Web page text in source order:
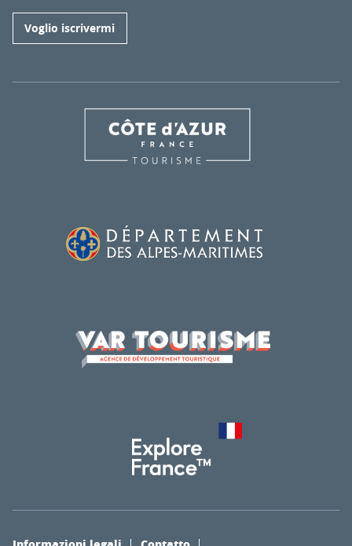
Voglio iscrivermi